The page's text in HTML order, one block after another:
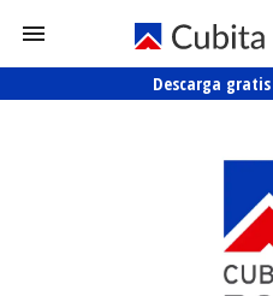
Descarga